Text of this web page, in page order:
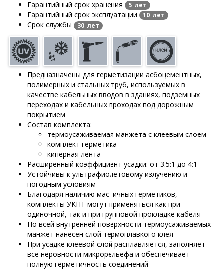
Гарантийный срок хранения 5 лет
Гарантийный срок эксплуатации 10 лет
Срок службы 30 лет
Предназначены для герметизации асбоцементных,
полимерных и стальных труб, используемых в
качестве кабельных вводов в зданиях, подземных
переходах и кабельных проходах под дорожным
покрытием
Состав комплекта:
термоусаживаемая манжета с клеевым слоем
комплект герметика
киперная лента
Расширенный коэффициент усадки: от 3.5:1 до 4:1
Устойчивы к ультрафиолетовому излучению и
погодным условиям
Благодаря наличию мастичных герметиков,
комплекты УКПТ могут применяться как при
одиночной, так и при групповой прокладке кабеля
По всей внутренней поверхности термоусаживаемых
манжет нанесен слой термоплавкого клея
При усадке клеевой слой расплавляется, заполняет
все неровности микрорельефа и обеспечивает
полную герметичность соединений